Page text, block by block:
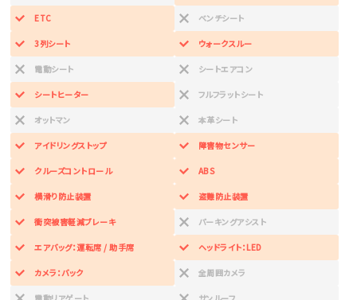
ETC ベンチシート
3列シート ウォークスルー
電動シート シートエアコン
シートヒーター フルフラットシート
オットマン 本革シート
アイドリングストップ 障害物センサー
クルーズコントロール ABS
横滑り防止装置 盗難防止装置
衝突被害軽減ブレーキ パーキングアシスト
エアバッグ：運転席 / 助手席 ヘッドライト：LED
カメラ：バック 全周囲カメラ